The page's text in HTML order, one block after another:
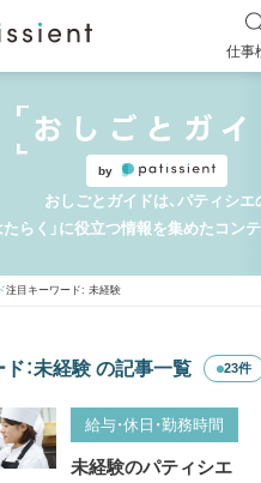
仕事
by
おしごとガイドは、パティシエ
たらく」に役立つ情報を集めたコン
注目キーワード: 未経験
：未経験 の記事一覧 23件
給与・休日・勤務時間
未経験のパティシエ